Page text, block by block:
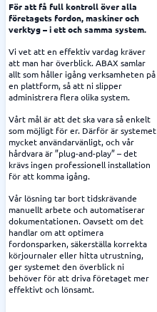
För att få full kontroll över alla
företagets fordon, maskiner och
verktyg – i ett och samma system.
Vi vet att en effektiv vardag kräver
att man har överblick. ABAX samlar
allt som håller igång verksamheten på
en plattform, så att ni slipper
administrera flera olika system.
Vårt mål är att det ska vara så enkelt
som möjligt för er. Därför är systemet
mycket användarvänligt, och vår
hårdvara är ”plug-and-play” – det
krävs ingen professionell installation
för att komma igång.
Vår lösning tar bort tidskrävande
manuellt arbete och automatiserar
dokumentationen. Oavsett om det
handlar om att optimera
fordonsparken, säkerställa korrekta
körjournaler eller hitta utrustning,
ger systemet den överblick ni
behöver för att driva företaget mer
effektivt och lönsamt.